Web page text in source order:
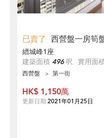
已賣了 西營盤一房筍
縉城峰1座
建築面積 496呎 實用面
西營盤 第一街
HK$ 1,150萬
更新日期 2021年01月25日